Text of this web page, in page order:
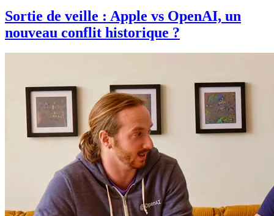
Sortie de veille : Apple vs OpenAI, un
nouveau conflit historique ?